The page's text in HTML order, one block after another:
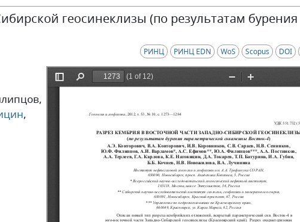
геосинеклизы (по результатам бурения
РИНЦ РИНЦ EDN WoS Scopus DOI
,
,